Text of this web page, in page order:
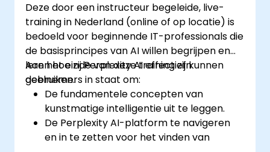
Deze door een instructeur begeleide, live-
training in Nederland (online of op locatie) is
bedoeld voor beginnende IT-professionals die
de basisprincipes van AI willen begrijpen en
leren hoe zij Perplexity AI effectief kunnen
gebruiken.
Aan het einde van deze training zijn
deelnemers in staat om:
De fundamentele concepten van
kunstmatige intelligentie uit te leggen.
De Perplexity AI-platform te navigeren
en in te zetten voor het vinden van